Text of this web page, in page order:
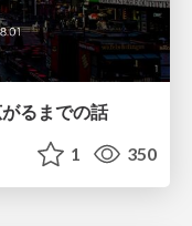
るまでの話
1 350